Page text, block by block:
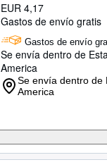
EUR 4,17
Gastos de envío gratis
Gastos de envío
Se envía dentro de
America
Se envía dentro de
America